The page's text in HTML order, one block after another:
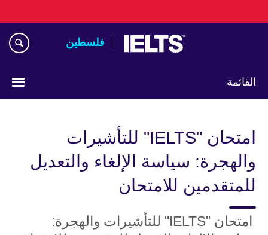
to
فلسطين
القائمة
language
امتحان "IELTS" للتأشيرات
والهجرة: سياسة الإلغاء والتعديل
للمتقدمين للامتحان
امتحان "IELTS" للتأشيرات والهجرة: